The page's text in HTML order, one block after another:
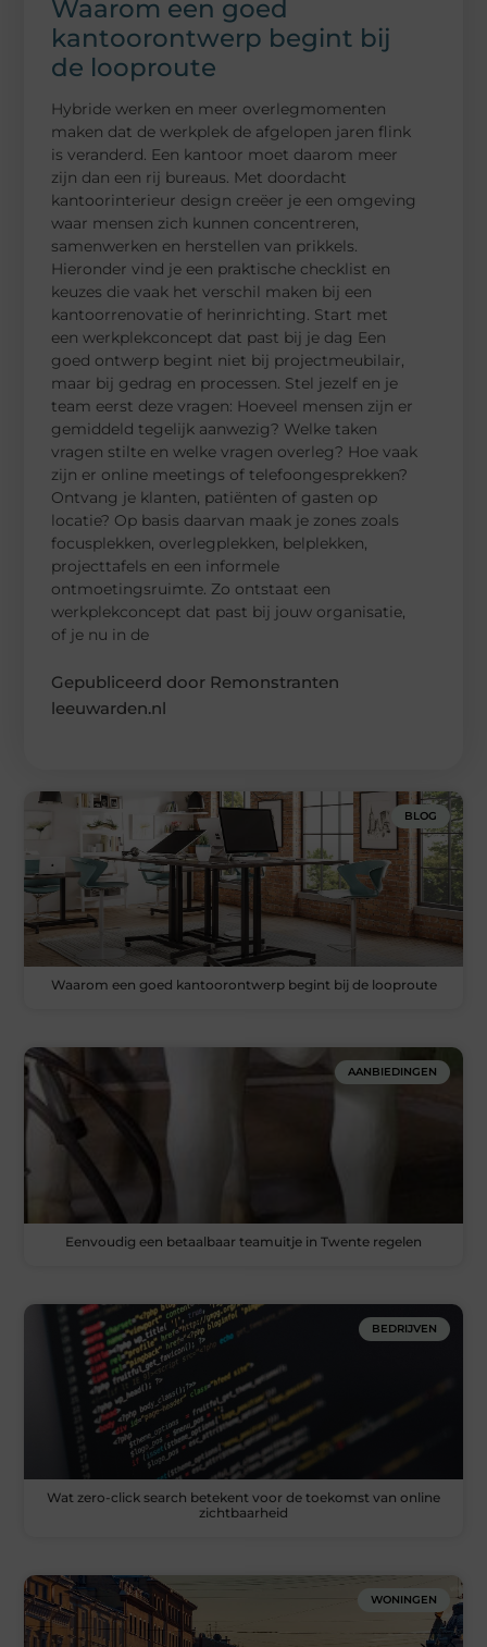
Waarom een goed
kantoorontwerp begint bij
de looproute
Hybride werken en meer overlegmomenten
maken dat de werkplek de afgelopen jaren flink
is veranderd. Een kantoor moet daarom meer
zijn dan een rij bureaus. Met doordacht
kantoorinterieur design creëer je een omgeving
waar mensen zich kunnen concentreren,
samenwerken en herstellen van prikkels.
Hieronder vind je een praktische checklist en
keuzes die vaak het verschil maken bij een
kantoorrenovatie of herinrichting. Start met
een werkplekconcept dat past bij je dag Een
goed ontwerp begint niet bij projectmeubilair,
maar bij gedrag en processen. Stel jezelf en je
team eerst deze vragen: Hoeveel mensen zijn er
gemiddeld tegelijk aanwezig? Welke taken
vragen stilte en welke vragen overleg? Hoe vaak
zijn er online meetings of telefoongesprekken?
Ontvang je klanten, patiënten of gasten op
locatie? Op basis daarvan maak je zones zoals
focusplekken, overlegplekken, belplekken,
projecttafels en een informele
ontmoetingsruimte. Zo ontstaat een
werkplekconcept dat past bij jouw organisatie,
of je nu in de
Gepubliceerd door Remonstranten
leeuwarden.nl
BLOG
Waarom een goed kantoorontwerp begint bij de looproute
AANBIEDINGEN
Eenvoudig een betaalbaar teamuitje in Twente regelen
BEDRIJVEN
Wat zero-click search betekent voor de toekomst van online
zichtbaarheid
WONINGEN